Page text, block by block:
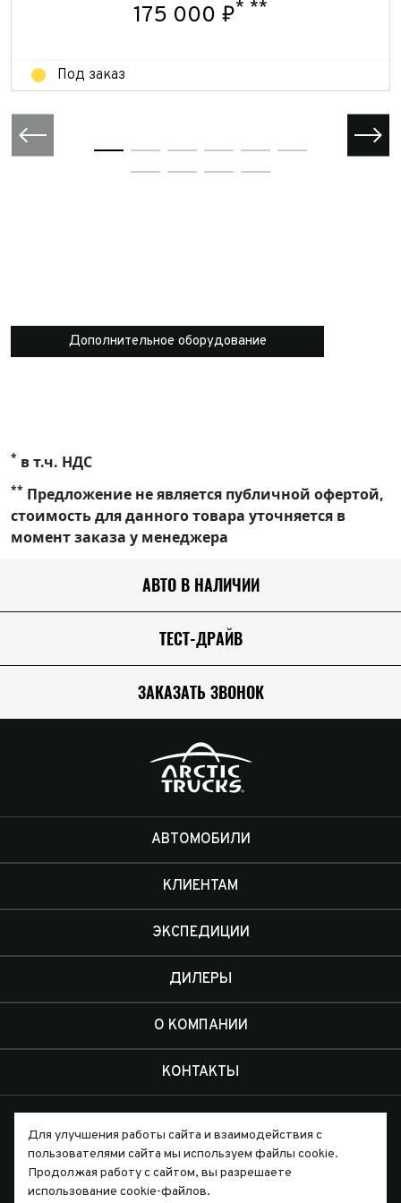
175 000 ₽* **
Под заказ
Дополнительное оборудование
* в т.ч. НДС
** Предложение не является публичной офертой,
стоимость для данного товара уточняется в
момент заказа у менеджера
АВТО В НАЛИЧИИ
ТЕСТ-ДРАЙВ
ЗАКАЗАТЬ ЗВОНОК
АВТОМОБИЛИ
КЛИЕНТАМ
ЭКСПЕДИЦИИ
ДИЛЕРЫ
О КОМПАНИИ
КОНТАКТЫ
Письмо директору
Отправить
Для улучшения работы сайта и взаимодействия с
пользователями сайта мы используем файлы cookie.
Продолжая работу с сайтом, вы разрешаете
использование cookie-файлов.